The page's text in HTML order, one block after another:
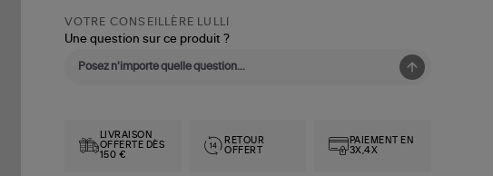
VOTRE CONSEILLÈRE LULLI
Une question sur ce produit ?
LIVRAISON
OFFERTE DÈS
150 €
RETOUR
OFFERT
PAIEMENT EN
3X,4X